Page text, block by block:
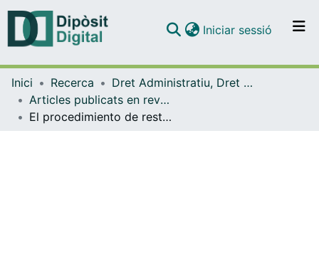
Navega per tot el DD
Com publicar
Iniciar sessió (current)
Inici Recerca
Dret Administratiu, Dret Processal i Dret Financer i Tributari
Articles publicats en revistes (Dret Administratiu, Dret Processal i Dret Financer i Tributari)
El procedimiento de restitución o retorno de menores ilíticitamente sustraidos en la LEC